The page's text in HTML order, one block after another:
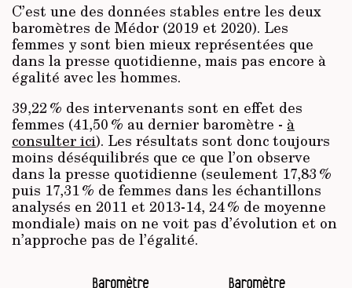
C’est une des données stables entre les deux
baromètres de Médor (2019 et 2020). Les
femmes y sont bien mieux représentées que
dans la presse quotidienne, mais pas encore à
égalité avec les hommes.
39,22 % des intervenants sont en effet des
femmes (41,50 % au dernier baromètre - à
consulter ici). Les résultats sont donc toujours
moins déséquilibrés que ce que l’on observe
dans la presse quotidienne (seulement 17,83 %
puis 17,31 % de femmes dans les échantillons
analysés en 2011 et 2013-14, 24 % de moyenne
mondiale) mais on ne voit pas d’évolution et on
n’approche pas de l’égalité.